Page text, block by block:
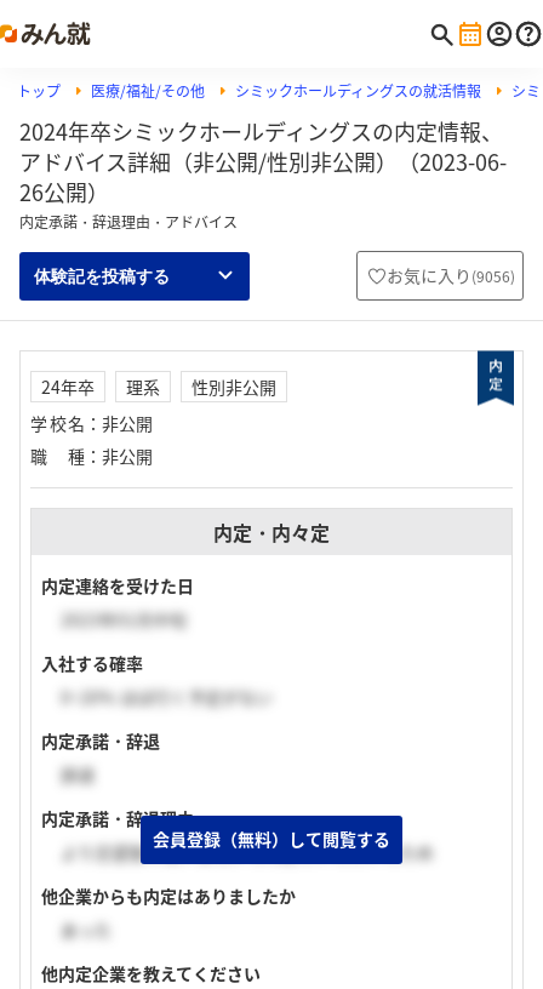
トップ 医療/福祉/その他 シミックホールディングスの就活情報 シ
2024年卒シミックホールディングスの内定情報、
アドバイス詳細（非公開/性別非公開）（2023-06-
26公開）
内定承諾・辞退理由・アドバイス
体験記を投稿する お気に入り (9056)
24年卒 理系
性別非公開
学校名 ： 非公開
職種 ： 非公開
内定・内々定
内定連絡を受けた日
2023年01月中旬
入社する確率
0~20% ほぼ行く予定がない
内定承諾・辞退
辞退
内定承諾・辞退理由
より志望度の高い会社から内定をいただいたため
他企業からも内定はありましたか
あった
他内定企業を教えてください
会員登録（無料）して閲覧する